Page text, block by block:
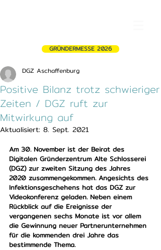
GRÜNDERMESSE 2026
Positive Bilanz trotz schwieriger
Zeiten / DGZ ruft zur
Mitwirkung auf
DGZ Aschaffenburg
Aktualisiert: 8. Sept. 2021
Am 30. November ist der Beirat des
Digitalen Gründerzentrum Alte Schlosserei
(DGZ) zur zweiten Sitzung des Jahres
2020 zusammengekommen. Angesichts des
Infektionsgeschehens hat das DGZ zur
Videokonferenz geladen. Neben einem
Rückblick auf die Ereignisse der
vergangenen sechs Monate ist vor allem
die Gewinnung neuer Partnerunternehmen
für die kommenden drei Jahre das
bestimmende Thema.